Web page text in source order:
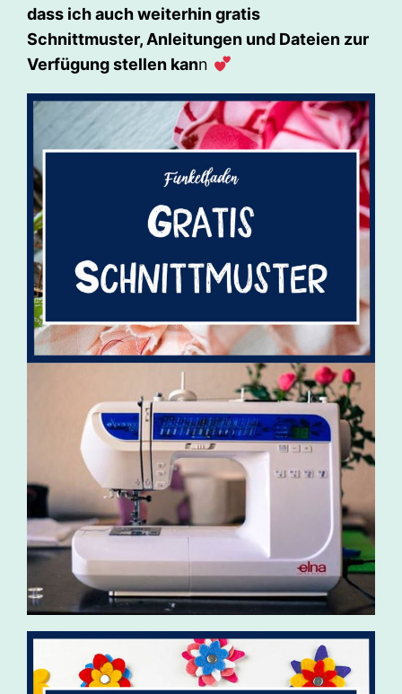
dass ich auch weiterhin gratis
Schnittmuster, Anleitungen und Dateien zur
Verfügung stellen kann